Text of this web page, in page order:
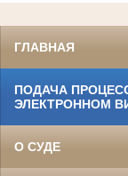
ГЛАВНАЯ
ПОДАЧА
ЭЛЕКТРОННОМ
О СУДЕ